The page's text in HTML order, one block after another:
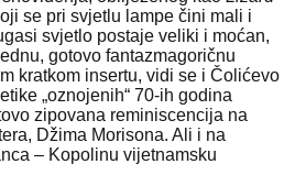
se pri svjetlu lampe čini mali i
svjetlo postaje veliki i moćan,
gotovo fantazmagoričnu
kratkom insertu, vidi se i Čolićevo
„oznojenih“ 70-ih godina
zipovana reminiscencija na
Džima Morisona. Ali i na
– Kopolinu vijetnamsku